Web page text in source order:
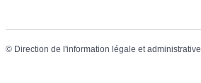
© Direction de l'information légale et administrative